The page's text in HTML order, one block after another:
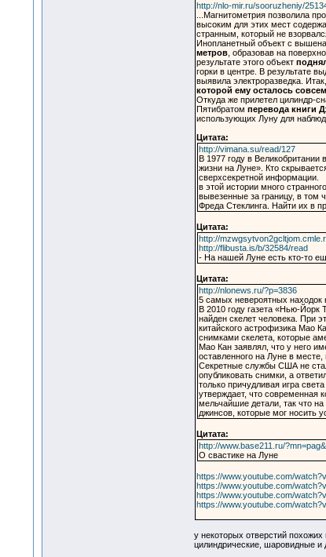
http://nlo-mir.ru/sooruzheniy/
...Магнитометрия позволила
высоким для этих мест
странным, который не
Инопланетный объект с
метров, образовав на
результате этого объект
горки в центре. В результате
выявила электроразведка. Итак,
которой ему осталось
Откуда же прилетел цилиндр-
Пятибратом перевода книги
использующих Луну для
Цитата:
http://vimana.su/read/127
В 1977 году в
жизни на Луне». Кто
сверхсекретной информации.
в этой истории много
вывезенные за границу, в том
Фреда Стеклинга. Найти их в
Цитата:
http://
http://flibusta.is/b/32584/read
- На нашей Луне есть кто-то
Цитата:
http://nlonews.ru/?p=3836
5 самых невероятных находок
В 2010 году газета «Нью-
найден скелет человека. При
китайского астрофизика Мао
снимками скелета, которые
Мао Кан заявлял, что у него
оставленного на Луне в
Секретные службы США не
опубликовать снимки, а
только причудливая игра
утверждает, что современная
мельчайшие детали, так что
джинсов, которые мог носить
Цитата:
http://www.base211.ru/
О свастике на Луне
https://www.youtube.com/
https://www.youtube.com/
https://www.youtube.com/
https://www.youtube.com/
у некоторых отверстий
цилиндрические, шаровидные и